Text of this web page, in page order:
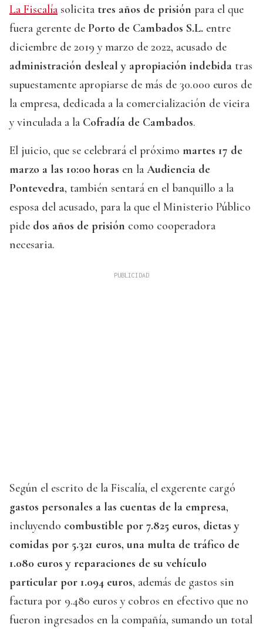
La Fiscalía solicita tres años de prisión para el que
fuera gerente de Porto de Cambados S.L. entre
diciembre de 2019 y marzo de 2022, acusado de
administración desleal y apropiación indebida tras
supuestamente apropiarse de más de 30.000 euros de
la empresa, dedicada a la comercialización de vieira
y vinculada a la Cofradía de Cambados.
El juicio, que se celebrará el próximo martes 17 de
marzo a las 10:00 horas en la Audiencia de
Pontevedra, también sentará en el banquillo a la
esposa del acusado, para la que el Ministerio Público
pide dos años de prisión como cooperadora
necesaria.
Según el escrito de la Fiscalía, el exgerente cargó
gastos personales a las cuentas de la empresa,
incluyendo combustible por 7.825 euros, dietas y
comidas por 5.321 euros, una multa de tráfico de
1.080 euros y reparaciones de su vehículo
particular por 1.094 euros, además de gastos sin
factura por 9.480 euros y cobros en efectivo que no
fueron ingresados en la compañía, sumando un total